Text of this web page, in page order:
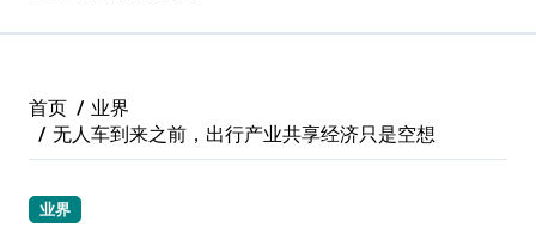
首页
业界
无人车到来之前，出行产业共享经济只是空想
业界